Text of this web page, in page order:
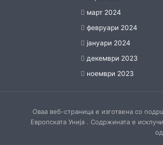
март 2024
февруари 2024
јануари 2024
декември 2023
ноември 2023
Оваа веб-страница е изготвена со
Европската Унија . Содржината е